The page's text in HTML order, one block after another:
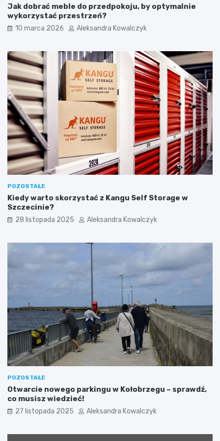
ł
e
n
a
r
o
w
e
r
a
c
h
p
o
P
o
o
r
z
u
w
y
h
u
r
o
d
z
i
n
p
r
a
c
o
w
i
„
Ś
w
s
p
y
”
p
o
ł
ą
c
z
n
z
Jak dobrać meble do przedpokoju, by optymalnie
wykorzystać przestrzeń?
10 marca 2026 Aleksandra Kowalczyk
POZOSTAŁE
Kiedy warto skorzystać z Kangu Self Storage w
Szczecinie?
28 listopada 2025 Aleksandra Kowalczyk
POZOSTAŁE
Otwarcie nowego parkingu w Kołobrzegu – sprawdź,
co musisz wiedzieć!
27 listopada 2025 Aleksandra Kowalczyk